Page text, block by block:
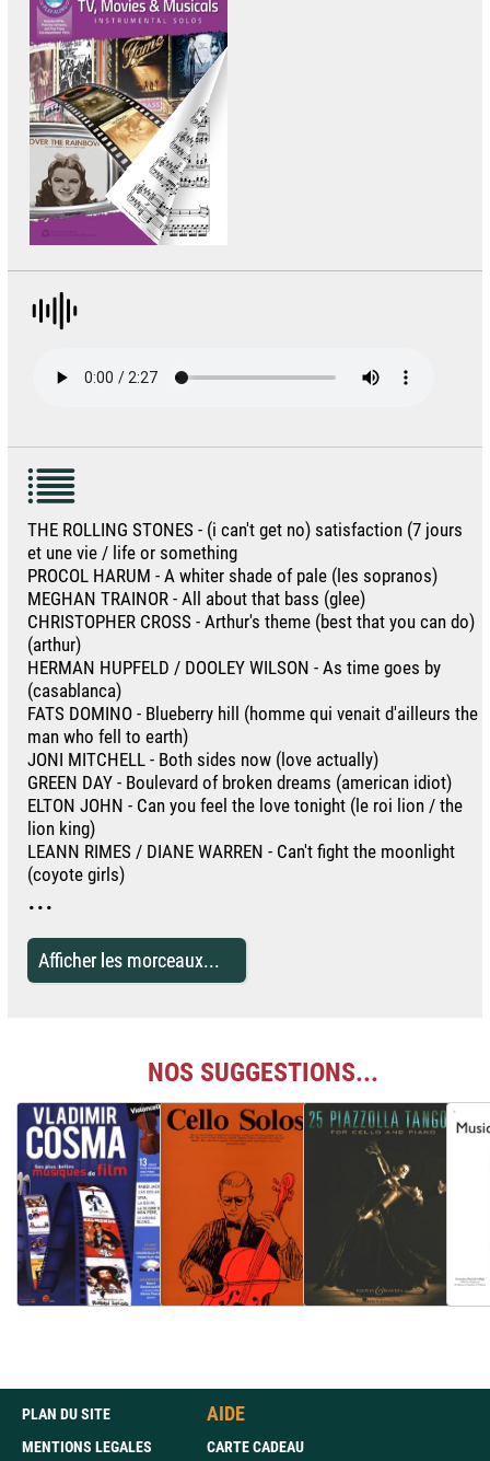
THE ROLLING STONES - (i can't get no) satisfaction (7 jours
et une vie / life or something
PROCOL HARUM - A whiter shade of pale (les sopranos)
MEGHAN TRAINOR - All about that bass (glee)
CHRISTOPHER CROSS - Arthur's theme (best that you can do)
(arthur)
HERMAN HUPFELD / DOOLEY WILSON - As time goes by
(casablanca)
FATS DOMINO - Blueberry hill (homme qui venait d'ailleurs the
man who fell to earth)
JONI MITCHELL - Both sides now (love actually)
GREEN DAY - Boulevard of broken dreams (american idiot)
ELTON JOHN - Can you feel the love tonight (le roi lion / the
lion king)
LEANN RIMES / DIANE WARREN - Can't fight the moonlight
(coyote girls)
...
Afficher les morceaux...
NOS SUGGESTIONS...
PLAN DU SITE
MENTIONS LEGALES
AIDE
CARTE CADEAU